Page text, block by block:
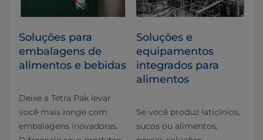
​​​​​​​​​​​​​​​​​​​​​​​​​​​​​​​​​​​​​​​​​​​​​​​​​​​​​​​​​​​​​​​​​​​​​​​​​​​​​​​​​​​​​​​​​​​​​​​​​​​​​​​​​​​​​​​​​​​​​​​​​​​​​​​​​​​​​​​​​​​​​​​​​​​​​​​​​​​​​​​​​​​​​​​​​​​​​​​​​​​​​​​​​​​​​​​​​​​​​​​​​​​​​​​​​​​​​​​​​​​​​​​​​​​​​​​​​​​​​​​​​​​​​​​​​​​​​​​​​Soluções para
embalagens de
alimentos e bebidas
Deixe a Tetra Pak levar
você mais longe com
embalagens inovadoras.
Soluções e
equipamentos
integrados para
alimentos
Se você produz laticínios,
sucos ou alimentos,